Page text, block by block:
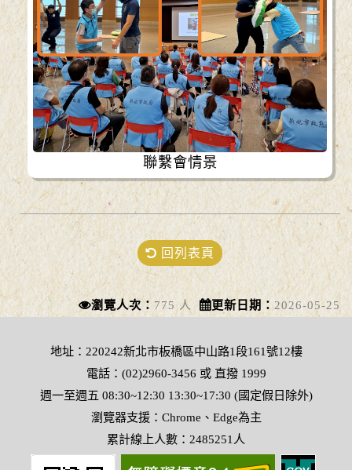
聯繫會情景
回列表頁
瀏覽人次： 775 人 更新日期： 2026-05-25
地址：220242新北市板橋區中山路1段161號12樓
電話：(02)2960-3456 或 直撥 1999
週一至週五 08:30~12:30 13:30~17:30 (國定假日除外)
瀏覽器支援：Chrome、Edge為主
累計線上人數：2485251人